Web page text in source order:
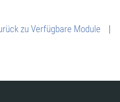
zu Verfügbare Module |